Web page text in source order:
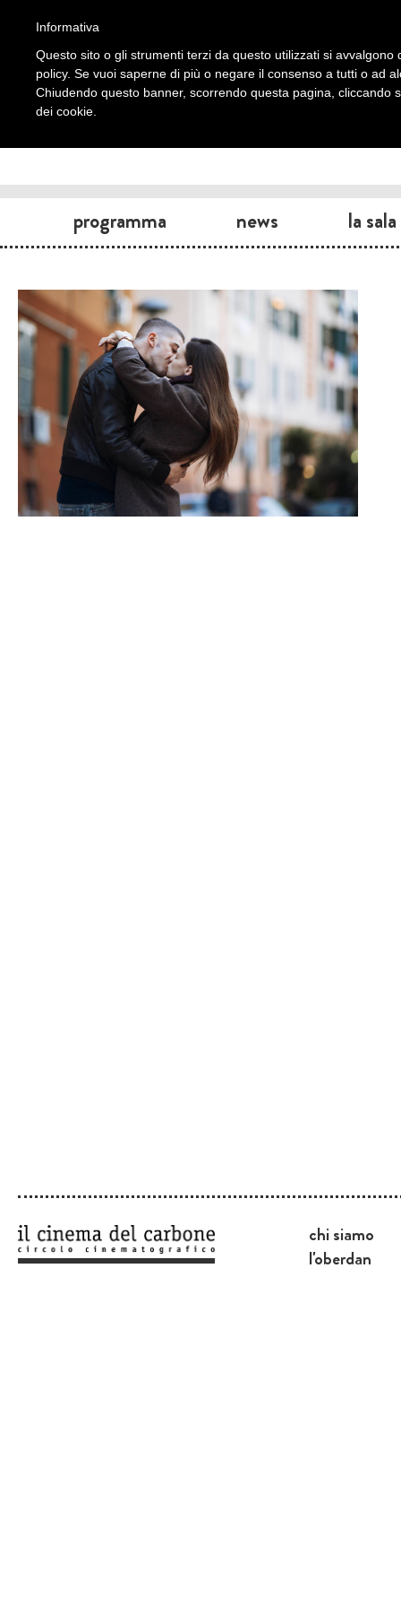
programma news la sala
chi siamo
l'oberdan
Informativa
Questo sito o gli strumenti terzi da questo utilizzati si
policy. Se vuoi saperne di più o negare il consenso a tutti o ad
Chiudendo questo banner, scorrendo questa pagina, cliccando
dei cookie.